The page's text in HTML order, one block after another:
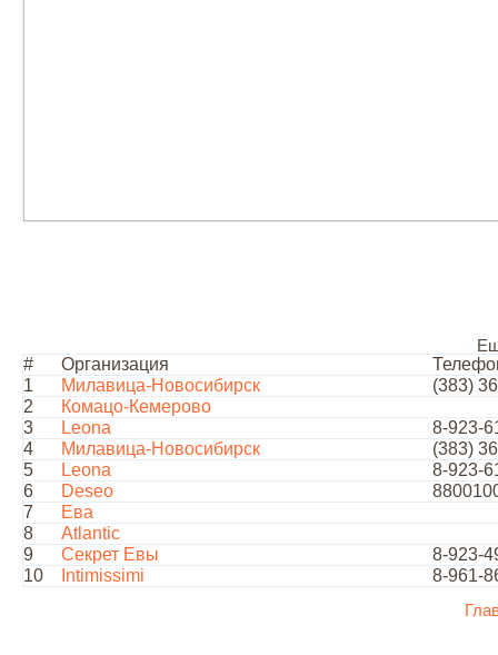
# Организация
1
Милавица-Новосибирск
(383)
2
Комацо-Кемерово
3
Leona
8-923-
4
Милавица-Новосибирск
(383)
5
Leona
8-923-
6
Deseo
7
Ева
8
Atlantic
9
Секрет Евы
8-923-
10
Intimissimi 8-961-